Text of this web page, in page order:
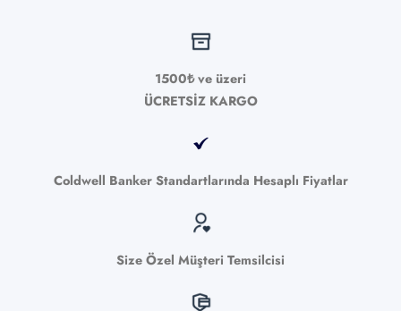
1500₺ ve üzeri
ÜCRETSİZ KARGO
Coldwell Banker Standartlarında Hesaplı Fiyatlar
Size Özel Müşteri Temsilcisi